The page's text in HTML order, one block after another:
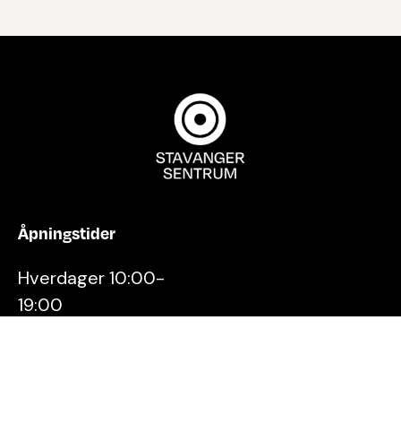
Åpningstider
Hverdager 10:00-
19:00